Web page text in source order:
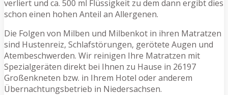
verliert und ca. 500 ml Flüssigkeit zu dem dann ergibt dies
schon einen hohen Anteil an Allergenen.
Die Folgen von Milben und Milbenkot in ihren Matratzen
sind Hustenreiz, Schlafstörungen, gerötete Augen und
Atembeschwerden. Wir reinigen Ihre Matratzen mit
Spezialgeräten direkt bei Ihnen zu Hause in 26197
Großenkneten bzw. in Ihrem Hotel oder anderem
Übernachtungsbetrieb in Niedersachsen.